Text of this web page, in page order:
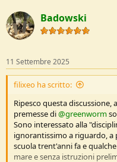
Badowski
11 Settembre 2025
filixeo ha scritto:
Ripesco questa discussione,
premesse di@greenworm
Sono interessato alla
ignorantissimo a riguardo, a
scuola trent'anni fa e
mare e senza istruzioni